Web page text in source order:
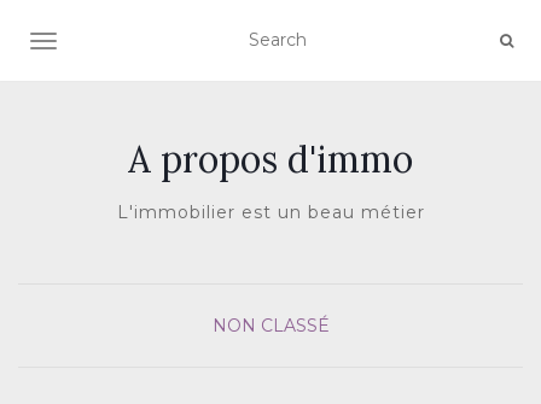
AFFICHER/MASQUER LA NAVIGATION
A propos d'immo
L'immobilier est un beau métier
NON CLASSÉ